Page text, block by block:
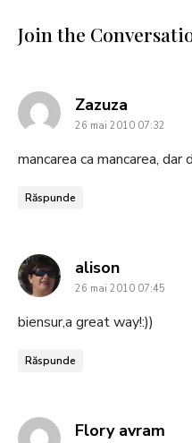
Join the
Zazuza
26 mai 2010 07:32
mancarea ca mancarea,
Răspunde
alisonsays:
26 mai 2010 07:45
biensur,a great way!:))
Răspunde
Flory avram